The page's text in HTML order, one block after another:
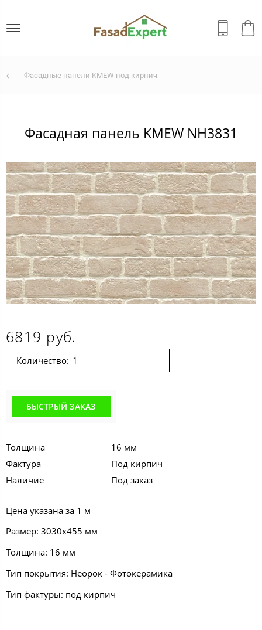
Фасадные панели KMEW под кирпич
Фасадная панель KMEW NH3831
6819 руб.
Количество:
БЫСТРЫЙ ЗАКАЗ
Толщина
16 мм
Фактура
Под кирпич
Наличие
Под заказ
Цена указана за 1 м
Размер: 3030х455 мм
Толщина: 16 мм
Тип покрытия: Неорок - Фотокерамика
Тип фактуры: под кирпич